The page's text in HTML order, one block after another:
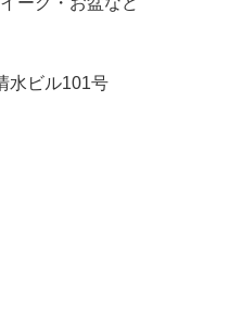
水ビル101号